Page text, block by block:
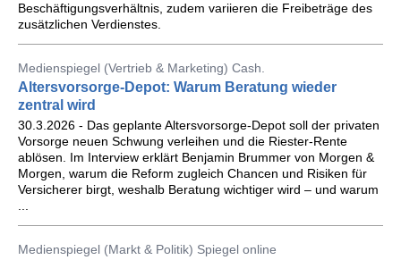
Beschäftigungsverhältnis, zudem variieren die Freibeträge des
zusätzlichen Verdienstes.
Medienspiegel (Vertrieb & Marketing) Cash.
Altersvorsorge-Depot: Warum Beratung wieder
zentral wird
30.3.2026 - Das geplante Altersvorsorge-Depot soll der privaten
Vorsorge neuen Schwung verleihen und die Riester-Rente
ablösen. Im Interview erklärt Benjamin Brummer von Morgen &
Morgen, warum die Reform zugleich Chancen und Risiken für
Versicherer birgt, weshalb Beratung wichtiger wird – und warum
Medienspiegel (Markt & Politik) Spiegel online